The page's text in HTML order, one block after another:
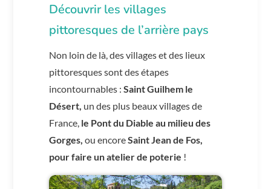
Découvrir les villages
pittoresques de l’arrière pays
Non loin de là, des villages et des lieux
pittoresques sont des étapes
incontournables : Saint Guilhem le
Désert, un des plus beaux villages de
France, le Pont du Diable au milieu des
Gorges, ou encoreSaint Jean de Fos,
pour faire un atelier de poterie !